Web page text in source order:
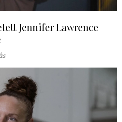
Jennifer Lawrence